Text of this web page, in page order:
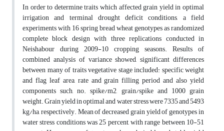
In order to determine traits which affected grain yield in optimal
irrigation and terminal drought deficit conditions, a field
experiments with 16 spring bread wheat genotypes as randomized
complete block design with three replications conducted in
Neishabour during 2009-10 cropping seasons. Results of
combined analysis of variance showed, significant differences
between many of traits vegetative stage included: specific weight
and flag leaf area, rate and grain filling period and also yield
components such, no. spike/m2, grain/spike and 1000 grain
weight. Grain yield in optimal and water stress were 7335 and 5493
kg/ha, respectively. Mean of decreased grain yield of genotypes in
water stress conditions was 25 percent, with range between 10-51